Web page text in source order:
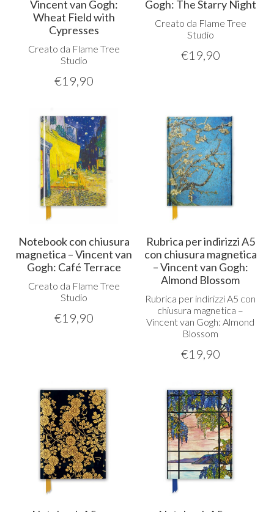
Vincent van Gogh:
Wheat Field with
Cypresses
Creato da Flame Tree
Studio
€19,90
Gogh: The Starry Night
Creato da Flame Tree
Studio
€19,90
Notebook con chiusura
magnetica – Vincent van
Gogh: Café Terrace
Creato da Flame Tree
Studio
€19,90
Rubrica per indirizzi A5
con chiusura magnetica
– Vincent van Gogh:
Almond Blossom
Rubrica per indirizzi A5 con
chiusura magnetica –
Vincent van Gogh: Almond
Blossom
€19,90